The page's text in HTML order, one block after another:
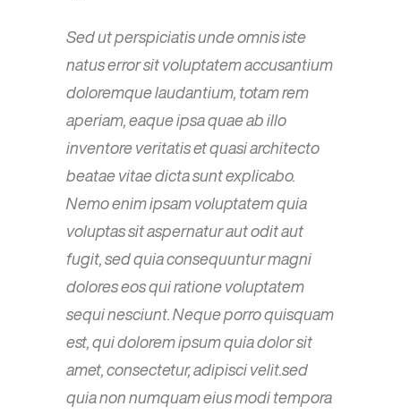
Sed ut perspiciatis unde omnis iste
natus error sit voluptatem accusantium
doloremque laudantium, totam rem
aperiam, eaque ipsa quae ab illo
inventore veritatis et quasi architecto
beatae vitae dicta sunt explicabo.
Nemo enim ipsam voluptatem quia
voluptas sit aspernatur aut odit aut
fugit, sed quia consequuntur magni
dolores eos qui ratione voluptatem
sequi nesciunt. Neque porro quisquam
est, qui dolorem ipsum quia dolor sit
amet, consectetur, adipisci velit.sed
quia non numquam eius modi tempora